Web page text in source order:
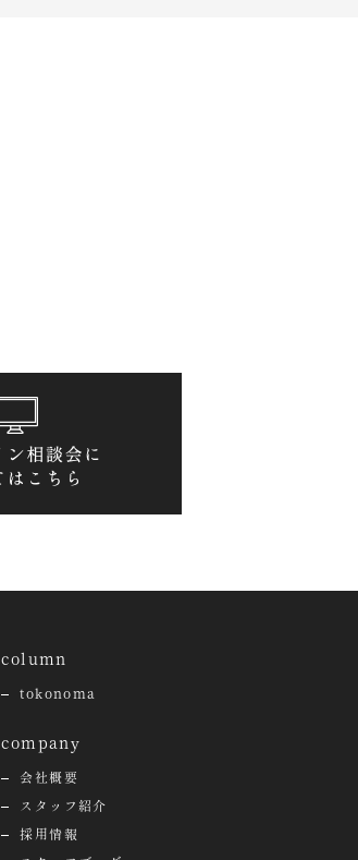
column
tokonoma
company
会社概要
スタッフ紹介
採用情報